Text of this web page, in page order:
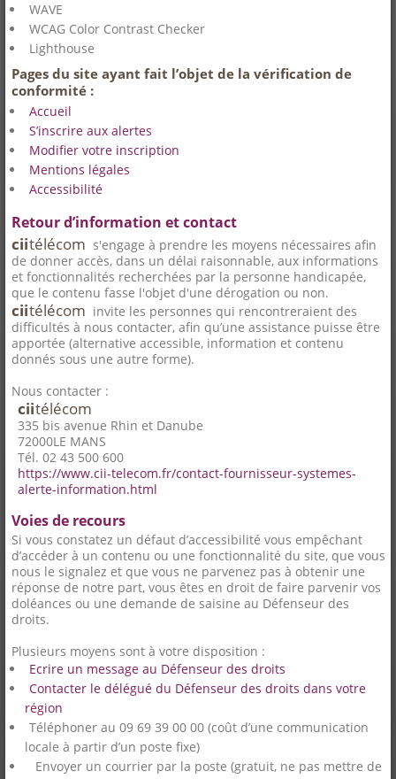
WAVE
WCAG Color Contrast Checker
Lighthouse
Pages du site ayant fait l’objet de la vérification de
conformité :
Accueil
S’inscrire aux alertes
Modifier votre inscription
Mentions légales
Accessibilité
Retour d’information et contact
ciitélécom s'engage à prendre les moyens nécessaires afin
de donner accès, dans un délai raisonnable, aux informations
et fonctionnalités recherchées par la personne handicapée,
que le contenu fasse l'objet d'une dérogation ou non.
ciitélécom invite les personnes qui rencontreraient des
difficultés à nous contacter, afin qu’une assistance puisse être
apportée (alternative accessible, information et contenu
donnés sous une autre forme).
Nous contacter :
ciitélécom
335 bis avenue Rhin et Danube
72000LE MANS
Tél. 02 43 500 600
https://www.cii-telecom.fr/contact-fournisseur-systemes-
alerte-information.html
Voies de recours
Si vous constatez un défaut d’accessibilité vous empêchant
d’accéder à un contenu ou une fonctionnalité du site, que vous
nous le signalez et que vous ne parvenez pas à obtenir une
réponse de notre part, vous êtes en droit de faire parvenir vos
doléances ou une demande de saisine au Défenseur des
droits.
Plusieurs moyens sont à votre disposition :
Ecrire un message au Défenseur des droits
Contacter le délégué du Défenseur des droits dans votre
région
Téléphoner au 09 69 39 00 00 (coût d’une communication
locale à partir d’un poste fixe)
Envoyer un courrier par la poste (gratuit, ne pas mettre de